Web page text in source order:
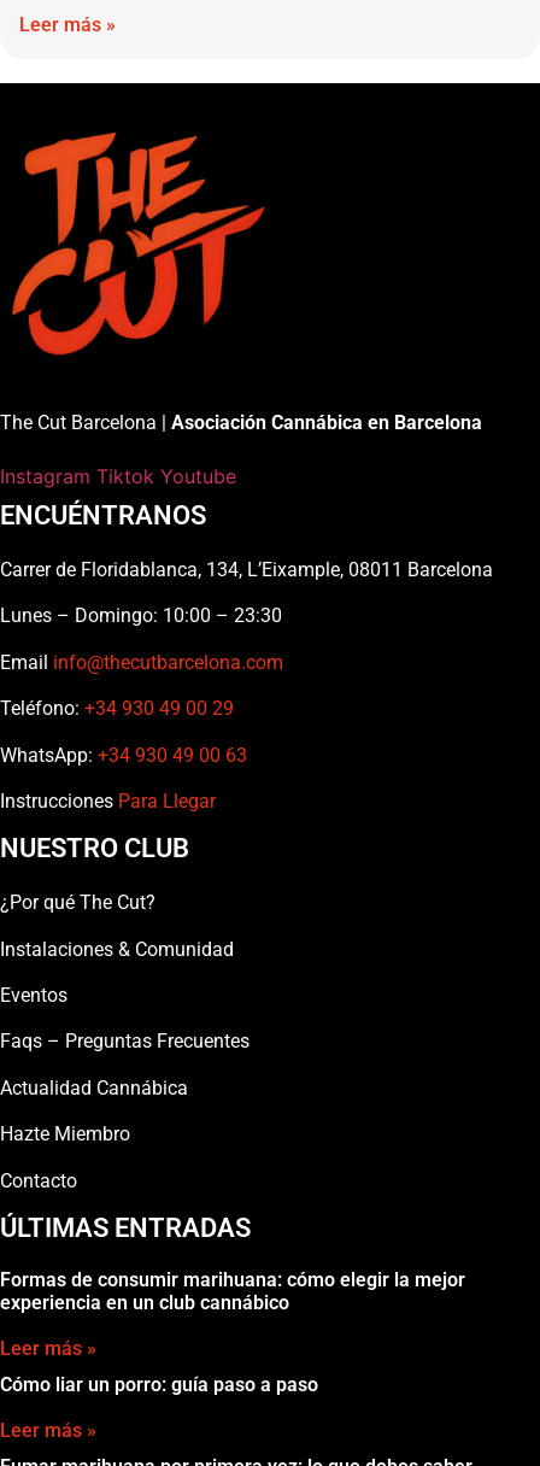
Leer más »
The Cut Barcelona | Asociación Cannábica en Barcelona
Instagram Tiktok Youtube
ENCUÉNTRANOS
Carrer de Floridablanca, 134, L’Eixample, 08011 Barcelona
Lunes – Domingo: 10:00 – 23:30
Email info@thecutbarcelona.com
Teléfono: +34 930 49 00 29
WhatsApp: +34 930 49 00 63
Instrucciones Para Llegar
NUESTRO CLUB
¿Por qué The Cut?
Instalaciones & Comunidad
Eventos
Faqs – Preguntas Frecuentes
Actualidad Cannábica
Hazte Miembro
Contacto
ÚLTIMAS ENTRADAS
Formas de consumir marihuana: cómo elegir la mejor
experiencia en un club cannábico
Leer más »
Cómo liar un porro: guía paso a paso
Leer más »